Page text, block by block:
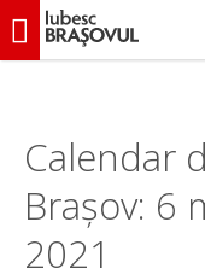
iubescbraşovul.ro
Calendar
Brașov: 6
2021